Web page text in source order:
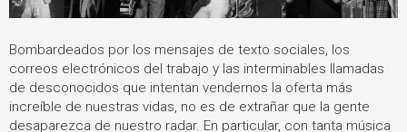
Bombardeados por los mensajes de texto sociales, los
correos electrónicos del trabajo y las interminables llamadas
de desconocidos que intentan vendernos la oferta más
increíble de nuestras vidas, no es de extrañar que la gente
desaparezca de nuestro radar. En particular, con tanta música